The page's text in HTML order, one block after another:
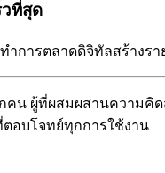
วที่สุด
ำการตลาดดิจิทัลสร้างร
คน ผู้ที่ผสมผสานความคิ
อบโจทย์ทุกการใช้งาน